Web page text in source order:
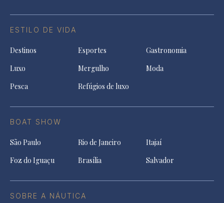
ESTILO DE VIDA
Destinos Esportes
Gastronomia
Luxo
Mergulho
Moda
Pesca
Refúgios de luxo
BOAT SHOW
São Paulo Rio de Janeiro
Itajaí
Foz do Iguaçu
Brasília Salvador
SOBRE A NÁUTICA